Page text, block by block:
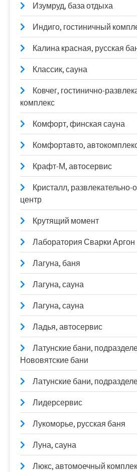
Изумруд, база отдыха
Индиго, гостиничный
Калина красная, русская
Классик, сауна
Ковчег, гостинично-
комплекс
Комфорт, финская сауна
Комфортавто,
Крафт-М, автосервис
Кристалл,
центр
Крутящий момент
Лаборатория Сварки Аргон
Лагуна, баня
Лагуна, сауна
Лагуна, сауна
Ладья, автосервис
Латунские бани,
Нововятские бани
Латунские бани,
Лидерсервис
Лукоморье, русская баня
Луна, сауна
Люкс, автомоечный